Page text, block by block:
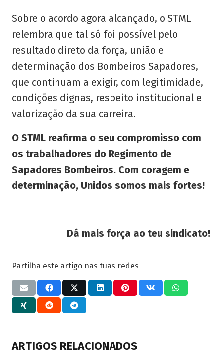
Sobre o acordo agora alcançado, o STML
relembra que tal só foi possível pelo
resultado direto da força, união e
determinação dos Bombeiros Sapadores,
que continuam a exigir, com legitimidade,
condições dignas, respeito institucional e
valorização da sua carreira.
O STML reafirma o seu compromisso com
os trabalhadores do Regimento de
Sapadores Bombeiros. Com coragem e
determinação, Unidos somos mais fortes!
Dá mais força ao teu sindicato!
Partilha este artigo nas tuas redes
ARTIGOS RELACIONADOS